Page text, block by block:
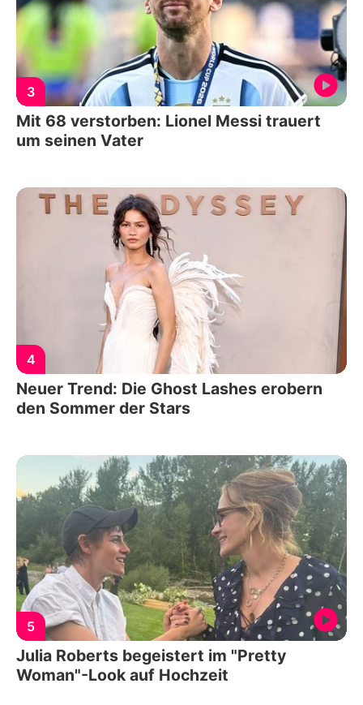
3
Mit 68 verstorben: Lionel Messi trauert
um seinen Vater
4
Neuer Trend: Die Ghost Lashes erobern
den Sommer der Stars
5
Julia Roberts begeistert im "Pretty
Woman"-Look auf Hochzeit